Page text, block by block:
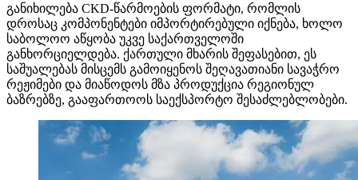
განიხილება CKD-წარმოების ფორმატი, რომლის
დროსაც კომპონენტები იმპორტირებული იქნება, ხოლო
საბოლოო აწყობა უკვე საქართველოში
განხორციელდება. ქართული მხარის შეფასებით, ეს
საშუალებას მისცემს გამოიყენოს შეღავათიანი სავაჭრო
რეჟიმები და მიაწოდოს მზა პროდუქცია რეგიონულ
ბაზრებზე, გააფართოოს საექსპორტო შესაძლებლობები.